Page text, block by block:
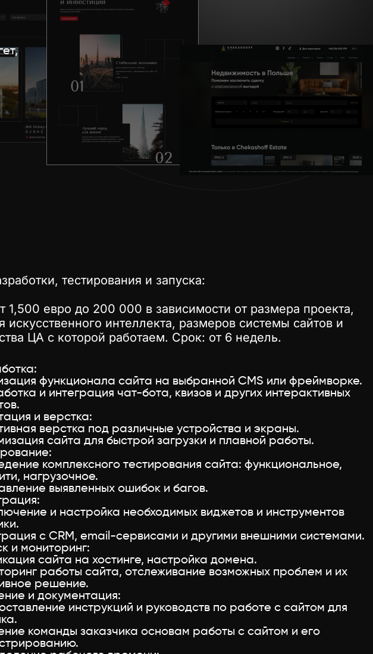
тестирования и запуска:
1,500 евро до 200 000 в зависимости от размера проекта,
искусственного интеллекта, размеров системы сайтов и
ЦА с которой работаем. Срок: от 6 недель.
функционала сайта на выбранной CMS или фреймворке.
и интеграция чат-бота, квизов и других интерактивных
и верстка:
верстка под различные устройства и экраны.
сайта для быстрой загрузки и плавной работы.
комплексного тестирования сайта: функциональное,
нагрузочное.
выявленных ошибок и багов.
и настройка необходимых виджетов и инструментов
с CRM, email-сервисами и другими внешними системами.
и мониторинг:
сайта на хостинге, настройка домена.
работы сайта, отслеживание возможных проблем и их
решение.
и документация:
инструкций и руководств по работе с сайтом для
команды заказчика основам работы с сайтом и его